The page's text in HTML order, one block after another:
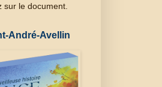
sur le document.
André-Avellin